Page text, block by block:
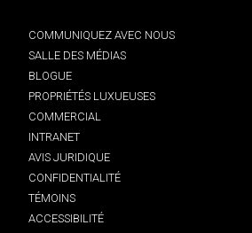
COMMUNIQUEZ AVEC NOUS
SALLE DES MÉDIAS
BLOGUE
PROPRIÉTÉS LUXUEUSES
COMMERCIAL
INTRANET
AVIS JURIDIQUE
CONFIDENTIALITÉ
TÉMOINS
ACCESSIBILITÉ